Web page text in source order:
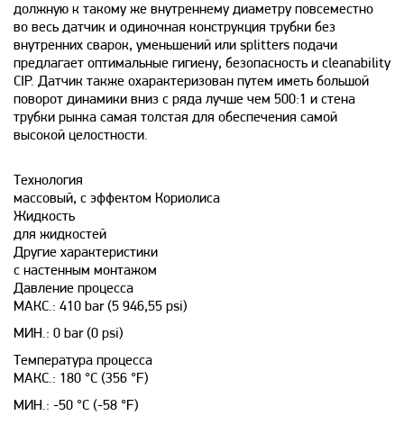
должную к такому же внутреннему диаметру повсеместно
во весь датчик и одиночная конструкция трубки без
внутренних сварок, уменьшений или splitters подачи
предлагает оптимальные гигиену, безопасность и cleanability
CIP. Датчик также охарактеризован путем иметь большой
поворот динамики вниз с ряда лучше чем 500:1 и стена
трубки рынка самая толстая для обеспечения самой
высокой целостности.
Технология
массовый, с эффектом Кориолиса
Жидкость
для жидкостей
Другие характеристики
с настенным монтажом
Давление процесса
МАКС.: 410 bar (5 946,55 psi)
МИН.: 0 bar (0 psi)
Температура процесса
МАКС.: 180 °C (356 °F)
МИН.: -50 °C (-58 °F)